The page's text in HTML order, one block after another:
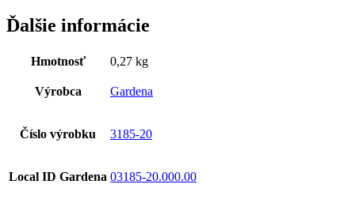
Ďalšie informácie
Hmotnosť 0,27 kg
Výrobca Gardena
Číslo výrobku 3185-20
Local ID Gardena 03185-20.000.00